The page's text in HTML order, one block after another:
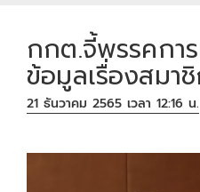
กกต.จี้พรรคกา
ข้อมูลเรื่องสมา
21 ธันวาคม 2565 เวลา 12:16 น.